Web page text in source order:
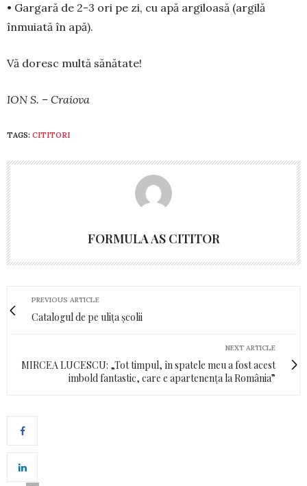
• Gargară de 2-3 ori pe zi, cu apă argiloasă (argilă
înmuiată în apă).
Vă doresc multă sănătate!
ION S. – Craiova
TAGS: CITITORI
FORMULA AS CITITOR
PREVIOUS ARTICLE
Catalogul de pe ulița școlii
NEXT ARTICLE
MIRCEA LUCESCU: „Tot timpul, în spatele meu a fost acest
imbold fantastic, care e apartenența la România”